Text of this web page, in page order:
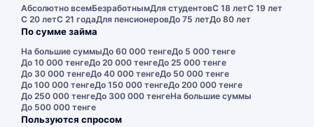
Абсолютно всемБезработнымДля студентовС 18 летС 19 лет
С 20 летС 21 годаДля пенсионеровДо 75 летДо 80 лет
По сумме займа
На большие суммыДо 60 000 тенгеДо 5 000 тенге
До 10 000 тенгеДо 20 000 тенгеДо 25 000 тенге
До 30 000 тенгеДо 40 000 тенгеДо 50 000 тенге
До 100 000 тенгеДо 150 000 тенгеДо 200 000 тенге
До 250 000 тенгеДо 300 000 тенгеНа большие суммы
До 500 000 тенге
Пользуются спросом